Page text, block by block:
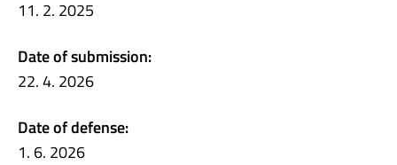
11. 2. 2025
Date of submission:
22. 4. 2026
Date of defense:
1. 6. 2026